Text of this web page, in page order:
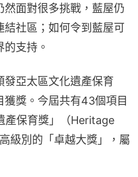
面對很多挑戰，藍屋仍
社區；如何令到藍屋可
支持。
亞太區文化遺產保育
獲獎。今屆共有43個項目
產保育獎」（Heritage
級別的「卓越大獎」，屬